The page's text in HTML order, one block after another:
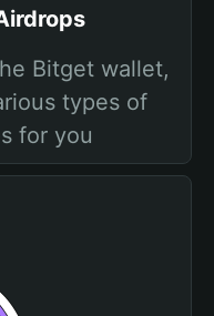
Bitget wallet,
types of
for you